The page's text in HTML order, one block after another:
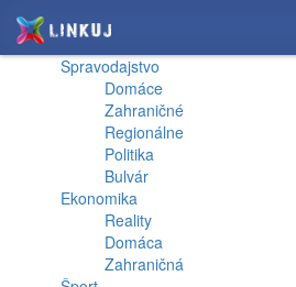
Spravodajstvo
Domáce
Zahraničné
Regionálne
Politika
Bulvár
Ekonomika
Reality
Domáca
Zahraničná